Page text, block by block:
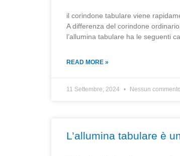
il corindone tabulare viene
A differenza del corindone
l’allumina tabulare ha le seguenti
READ MORE »
11 Settembre, 2024 Nessun commento
L’allumina tabulare è